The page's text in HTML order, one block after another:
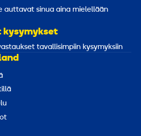
auttavat sinua aina mielellään
kysymykset
tavallisimpiin kysymyksiin